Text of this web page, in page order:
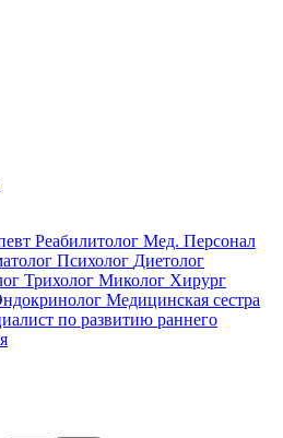
Реабилитолог Мед. Персонал
Психолог Диетолог
Трихолог Миколог Хирург
Медицинская сестра
по развитию раннего